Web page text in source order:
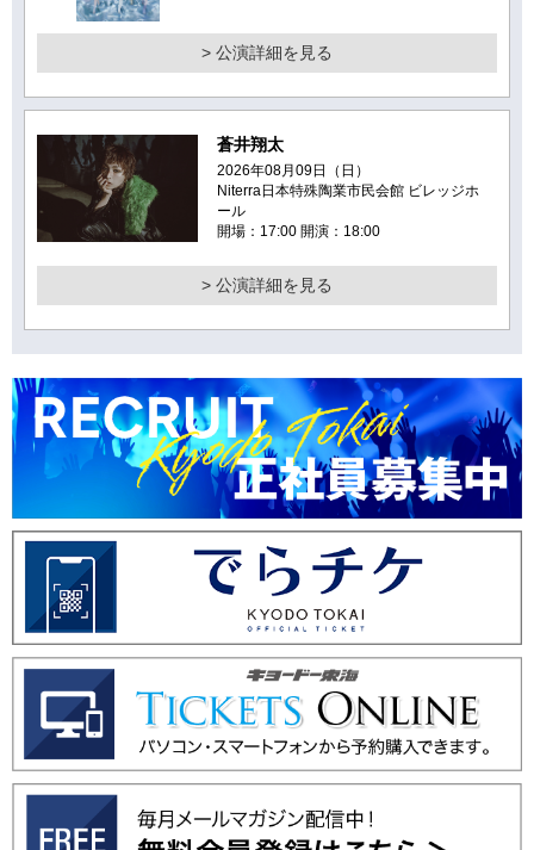
> 公演詳細を見る
蒼井翔太
2026年08月09日（日）
Niterra日本特殊陶業市民会館 ビレッジホ
ール
開場：17:00 開演：18:00
> 公演詳細を見る